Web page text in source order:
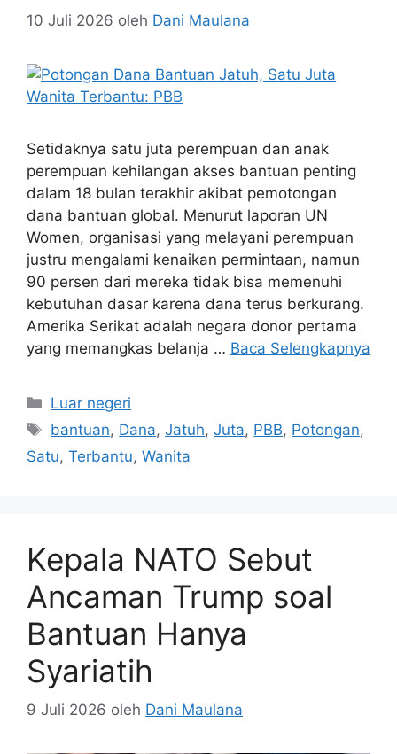
10 Juli 2026 oleh Dani Maulana
Setidaknya satu juta perempuan dan anak
perempuan kehilangan akses bantuan penting
dalam 18 bulan terakhir akibat pemotongan
dana bantuan global. Menurut laporan UN
Women, organisasi yang melayani perempuan
justru mengalami kenaikan permintaan, namun
90 persen dari mereka tidak bisa memenuhi
kebutuhan dasar karena dana terus berkurang.
Amerika Serikat adalah negara donor pertama
yang memangkas belanja … Baca Selengkapnya
Kategori
Luar negeri
Tag
bantuan, Dana,Jatuh,Juta, PBB, Potongan,
Satu, Terbantu, Wanita
Kepala NATO Sebut
Ancaman Trump soal
Bantuan Hanya
Syariatih
9 Juli 2026 oleh Dani Maulana